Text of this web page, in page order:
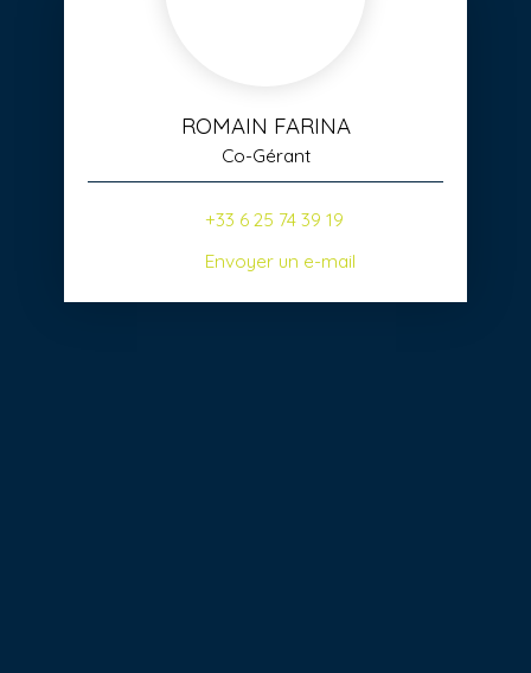
ROMAIN FARINA
Co-Gérant
+33 6 25 74 39 19
Envoyer un e-mail